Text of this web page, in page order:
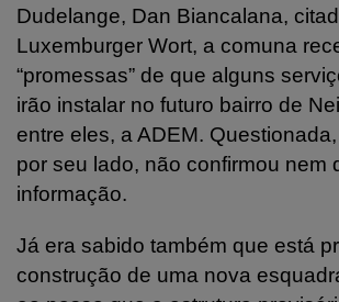
Dudelange, Dan Biancalana,
Luxemburger Wort, a comuna
“promessas” de que alguns
irão instalar no futuro bairro de
entre eles, a ADEM.
por seu lado, não confirmou nem
informação.
Já era sabido também que está
construção de uma nova